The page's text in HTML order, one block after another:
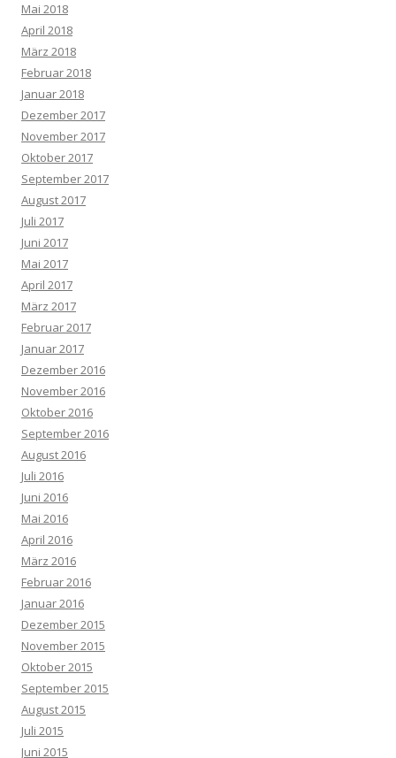
Mai 2018
April 2018
März 2018
Februar 2018
Januar 2018
Dezember 2017
November 2017
Oktober 2017
September 2017
August 2017
Juli 2017
Juni 2017
Mai 2017
April 2017
März 2017
Februar 2017
Januar 2017
Dezember 2016
November 2016
Oktober 2016
September 2016
August 2016
Juli 2016
Juni 2016
Mai 2016
April 2016
März 2016
Februar 2016
Januar 2016
Dezember 2015
November 2015
Oktober 2015
September 2015
August 2015
Juli 2015
Juni 2015